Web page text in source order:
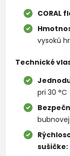
CORAL
vysokú
Technické
pri 30 °C
sušičke: